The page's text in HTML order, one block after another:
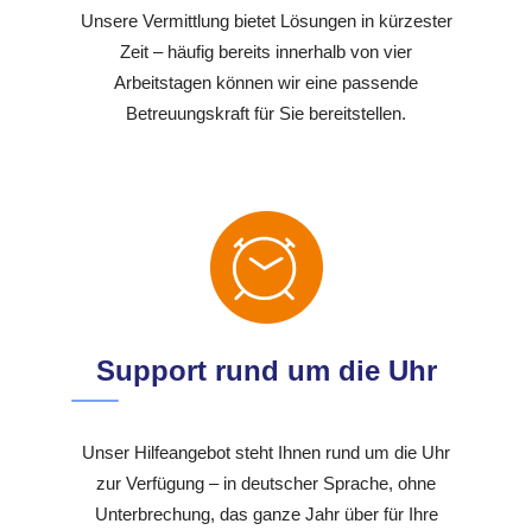
Unsere Vermittlung bietet Lösungen in kürzester
Zeit – häufig bereits innerhalb von vier
Arbeitstagen können wir eine passende
Betreuungskraft für Sie bereitstellen.
Support rund um die Uhr
Unser Hilfeangebot steht Ihnen rund um die Uhr
zur Verfügung – in deutscher Sprache, ohne
Unterbrechung, das ganze Jahr über für Ihre